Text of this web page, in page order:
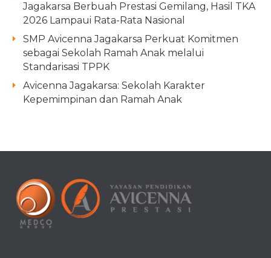
Jagakarsa Berbuah Prestasi Gemilang, Hasil TKA
2026 Lampaui Rata-Rata Nasional
SMP Avicenna Jagakarsa Perkuat Komitmen
sebagai Sekolah Ramah Anak melalui
Standarisasi TPPK
Avicenna Jagakarsa: Sekolah Karakter
Kepemimpinan dan Ramah Anak